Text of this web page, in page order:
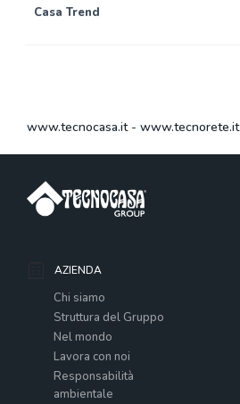
Casa Trend
www.tecnocasa.it- www.tecnorete.it
AZIENDA
Chi siamo
Struttura del Gruppo
Nel mondo
Lavora con noi
Responsabilità
ambientale